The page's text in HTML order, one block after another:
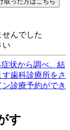
んでした
い
状から調べ、結
す歯科診療所をさ
診療予約ができ
す